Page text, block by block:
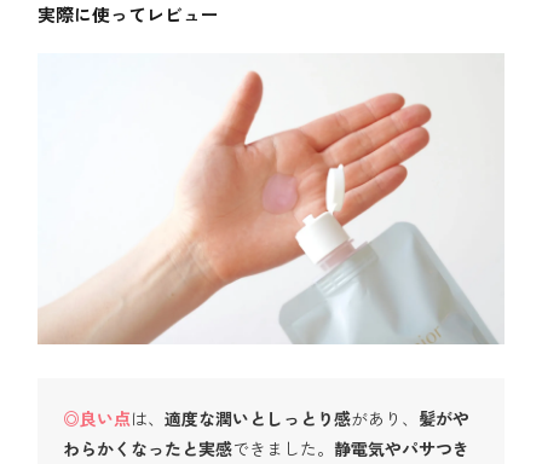
実際に使ってレビュー
◎良い点は、適度な潤いとしっとり感があり、 髪がや
わらかくなったと実感できました。静電気やパサつき